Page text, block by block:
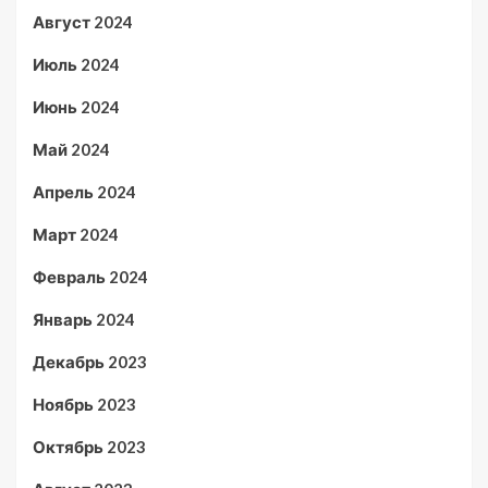
Август 2024
Июль 2024
Июнь 2024
Май 2024
Апрель 2024
Март 2024
Февраль 2024
Январь 2024
Декабрь 2023
Ноябрь 2023
Октябрь 2023